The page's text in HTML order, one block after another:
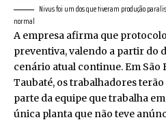
Nivus foi um dos que tiveram produção
normal
A empresa afirma que
preventiva, valendo a partir do
cenário atual continue. Em São
Taubaté, os trabalhadores
parte da equipe que trabalha
única planta que não teve